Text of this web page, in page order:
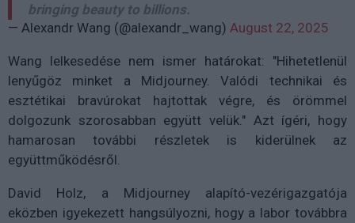
bringing beauty to billions.
— Alexandr Wang (@alexandr_wang) August 22, 2025
Wang lelkesedése nem ismer határokat: "Hihetetlenül
lenyűgöz minket a Midjourney. Valódi technikai és
esztétikai bravúrokat hajtottak végre, és örömmel
dolgozunk szorosabban együtt velük." Azt ígéri, hogy
hamarosan további részletek is kiderülnek az
együttműködésről.
David Holz, a Midjourney alapító-vezérigazgatója
eközben igyekezett hangsúlyozni, hogy a labor továbbra